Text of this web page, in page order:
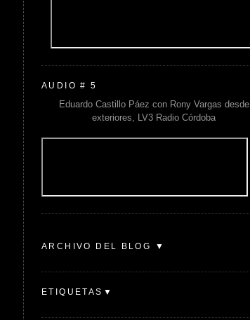
AUDIO # 5
Eduardo Castillo Páez con Rony Vargas desde
exteriores, LV3 Radio Córdoba
ARCHIVO DEL BLOG ▼
ETIQUETAS▼